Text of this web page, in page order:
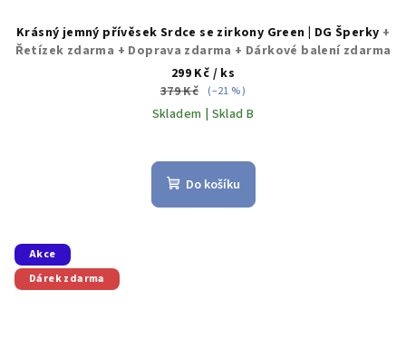
Krásný jemný přívěsek Srdce se zirkony Green | DG Šperky +
Řetízek zdarma + Doprava zdarma + Dárkové balení zdarma
299 Kč / ks
379 Kč (–21 %)
Skladem | Sklad B
Do košíku
Akce
Dárek zdarma